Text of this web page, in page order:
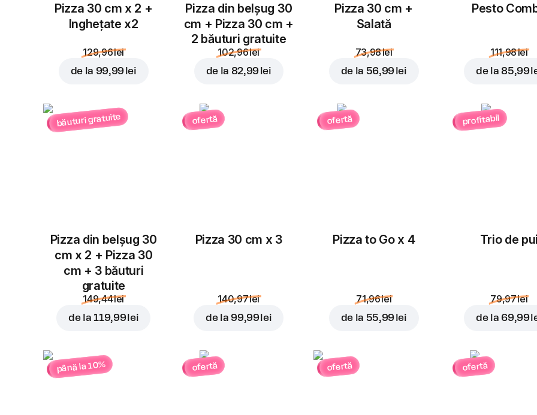
Pizza 30 cm x 2 +
Inghețate x2
129,96 lei
de la 99,99 lei
Pizza din belșug 30
cm + Pizza 30 cm +
2 băuturi gratuite
102,96 lei
de la 82,99 lei
Pizza 30 cm +
Salată
73,98 lei
de la 56,99 lei
Pesto
111,98 lei
de la 85,99
băuturi gratuite
Pizza din belșug 30
cm x 2 + Pizza 30
cm + 3 băuturi
gratuite
149,44 lei
de la119,99 lei
ofertă
Pizza 30 cm x 3
140,97 lei
de la 99,99 lei
ofertă
Pizza to Go x 4
71,96 lei
de la 55,99 lei
profitabil
Trio de
79,97 lei
de la 69,99
până la 10% ofertă ofertă ofertă